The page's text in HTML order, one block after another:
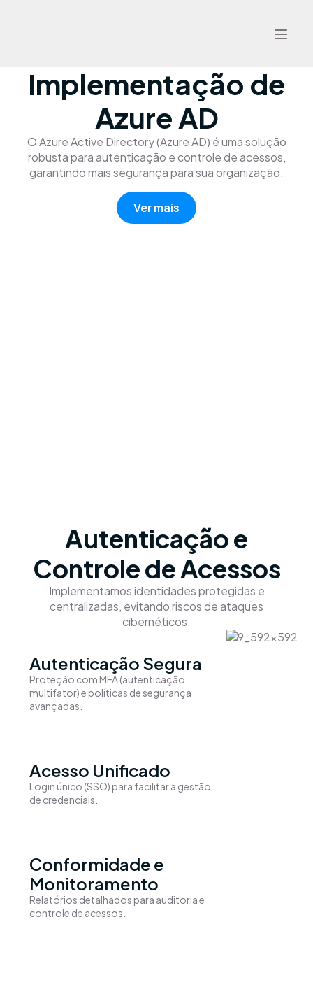
Implementação de
Azure AD
O Azure Active Directory (Azure AD) é uma solução
robusta para autenticação e controle de acessos,
garantindo mais segurança para sua organização.
Ver mais
Autenticação e
Controle de Acessos
Implementamos identidades protegidas e
centralizadas, evitando riscos de ataques
cibernéticos.
Autenticação Segura
Proteção com MFA (autenticação
multifator) e políticas de segurança
avançadas.
Acesso Unificado
Login único (SSO) para facilitar a gestão
de credenciais.
Conformidade e
Monitoramento
Relatórios detalhados para auditoria e
controle de acessos.